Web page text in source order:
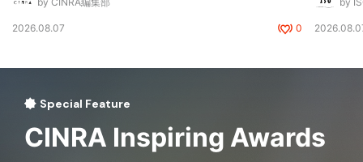
2026.08.07 0
Special Feature
CINRA Inspiring Awards